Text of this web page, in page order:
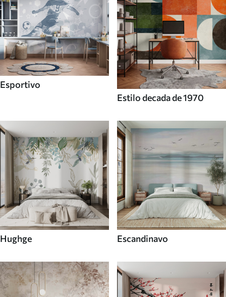
Esportivo
Estilo decada de 1970
Hughge Escandinavo